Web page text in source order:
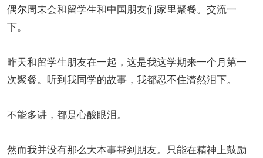
偶尔周末会和留学生和中国朋友们家里聚餐。交流一
下。
昨天和留学生朋友在一起，这是我这学期来一个月第一
次聚餐。听到我同学的故事，我都忍不住潸然泪下。
不能多讲，都是心酸眼泪。
然而我并没有那么大本事帮到朋友。只能在精神上鼓励